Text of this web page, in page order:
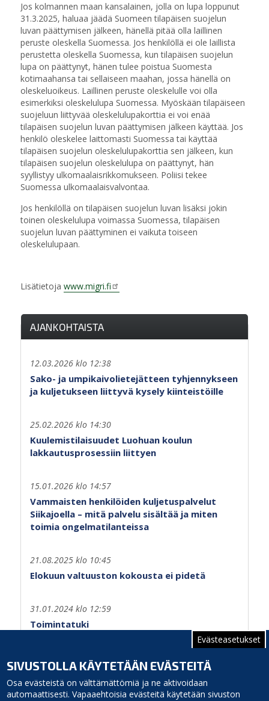
Evästeasetukset
SIVUSTOLLA KÄYTETÄÄN EVÄSTEITÄ
Osa evästeistä on välttämättömiä ja ne aktivoidaan
automaattisesti. Vapaaehtoisia evästeitä käytetään sivuston
Jos kolmannen maan kansalainen, jolla on lupa loppunut
31.3.2025, haluaa jäädä Suomeen tilapäisen suojelun
luvan päättymisen jälkeen, hänellä pitää olla laillinen
peruste oleskella Suomessa. Jos henkilöllä ei ole laillista
perustetta oleskella Suomessa, kun tilapäisen suojelun
lupa on päättynyt, hänen tulee poistua Suomesta
kotimaahansa tai sellaiseen maahan, jossa hänellä on
oleskeluoikeus. Laillinen peruste oleskelulle voi olla
esimerkiksi oleskelulupa Suomessa. Myöskään tilapäiseen
suojeluun liittyvää oleskelulupakorttia ei voi enää
tilapäisen suojelun luvan päättymisen jälkeen käyttää. Jos
henkilö oleskelee laittomasti Suomessa tai käyttää
tilapäisen suojelun oleskelulupakorttia sen jälkeen, kun
tilapäisen suojelun oleskelulupa on päättynyt, hän
syyllistyy ulkomaalaisrikkomukseen. Poliisi tekee
Suomessa ulkomaalaisvalvontaa.
Jos henkilöllä on tilapäisen suojelun luvan lisäksi jokin
toinen oleskelulupa voimassa Suomessa, tilapäisen
suojelun luvan päättyminen ei vaikuta toiseen
oleskelulupaan.
Lisätietojawww.migri.fi
AJANKOHTAISTA
12.03.2026 klo 12:38
Sako- ja umpikaivolietejätteen tyhjennykseen
ja kuljetukseen liittyvä kysely kiinteistöille
25.02.2026 klo 14:30
Kuulemistilaisuudet Luohuan koulun
lakkautusprosessiin liittyen
15.01.2026 klo 14:57
Vammaisten henkilöiden kuljetuspalvelut
Siikajoella – mitä palvelu sisältää ja miten
toimia ongelmatilanteissa
21.08.2025 klo 10:45
Elokuun valtuuston kokousta ei pidetä
31.01.2024 klo 12:59
Toimintatuki
Edellinen
sivu
‹‹